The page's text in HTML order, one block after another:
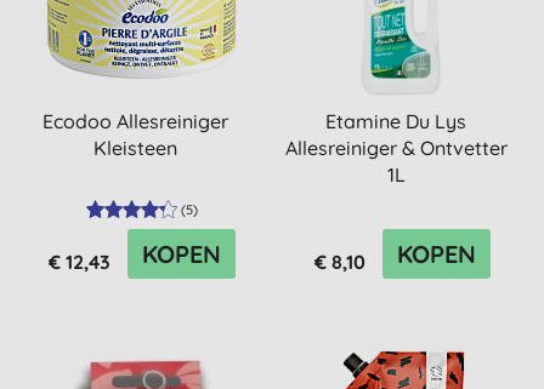
Ecodoo Allesreiniger
Kleisteen
(5)
€ 12,43 KOPEN
Etamine Du Lys
Allesreiniger & Ontvetter
1L
€ 8,10 KOPEN